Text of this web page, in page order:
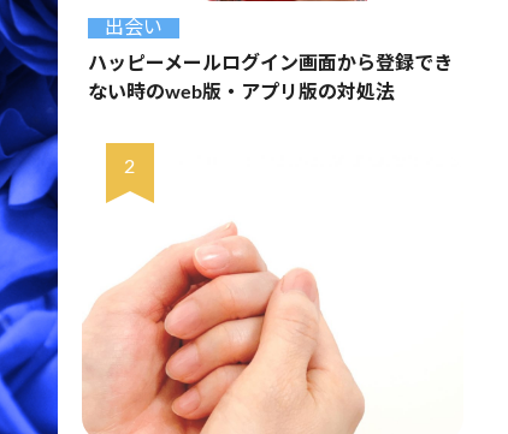
出会い
ハッピーメールログイン画面から登録でき
ない時のweb版・アプリ版の対処法